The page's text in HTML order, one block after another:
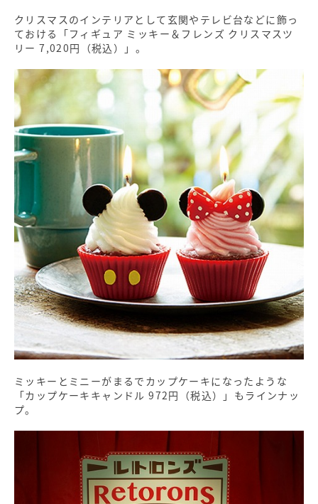
クリスマスのインテリアとして玄関やテレビ台などに飾っ
ておける「フィギュア ミッキー＆フレンズ クリスマスツ
リー 7,020円（税込）」。
ミッキーとミニーがまるでカップケーキになったような
「カップケーキキャンドル 972円（税込）」もラインナッ
プ。